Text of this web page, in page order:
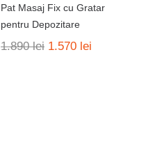
Pat Masaj Fix cu Gratar
pentru Depozitare
1.890lei Prețul
1.570 lei